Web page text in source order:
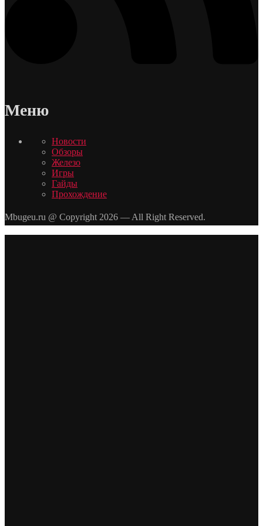
Меню
Новости
Обзоры
Железо
Игры
Гайды
Прохождение
Mbugeu.ru @ Copyright 2026 — All Right Reserved.